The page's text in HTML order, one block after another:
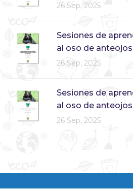
26 Sep, 2025
Sesiones de
al oso de
26 Sep, 2025
Sesiones de
al oso de
26 Sep, 2025